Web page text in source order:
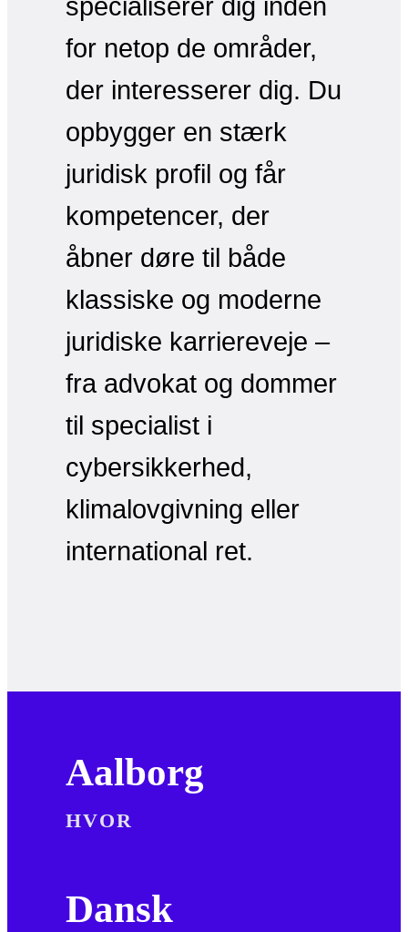
specialiserer dig inden
for netop de områder,
der interesserer dig. Du
opbygger en stærk
juridisk profil og får
kompetencer, der
åbner døre til både
klassiske og moderne
juridiske karriereveje –
fra advokat og dommer
til specialist i
cybersikkerhed,
klimalovgivning eller
international ret.
Aalborg
HVOR
Dansk